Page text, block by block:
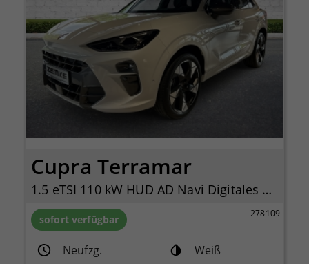
Cupra Terramar
1.5 eTSI 110 kW HUD AD Navi Digitales Cockpit
sofort verfügbar 278109
Neufzg.
Weiß